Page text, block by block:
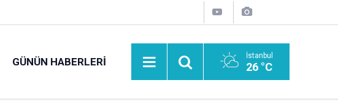
GÜNÜN HABERLERI İstanbul
26 °C